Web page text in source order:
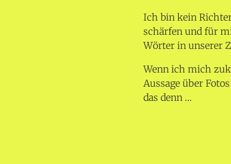
Ich bin kein
schärfen und für
Wörter in unserer
Wenn ich mich
Aussage über
das denn …